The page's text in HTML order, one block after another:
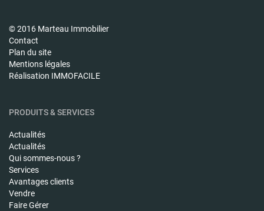
© 2016 Marteau Immobilier
Contact
Plan du site
Mentions légales
Réalisation IMMOFACILE
PRODUITS & SERVICES
Actualités
Actualités
Qui sommes-nous ?
Services
Avantages clients
Vendre
Faire Gérer